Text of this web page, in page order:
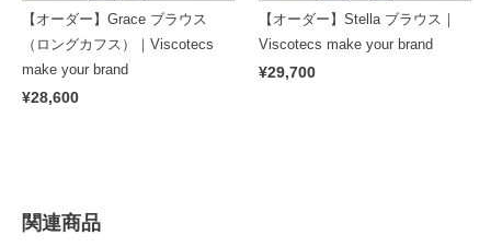
【オーダー】Grace ブラウス
（ロングカフス）｜Viscotecs
make your brand
¥28,600
【オーダー】Stella ブラウス｜
Viscotecs make your brand
¥29,700
関連商品